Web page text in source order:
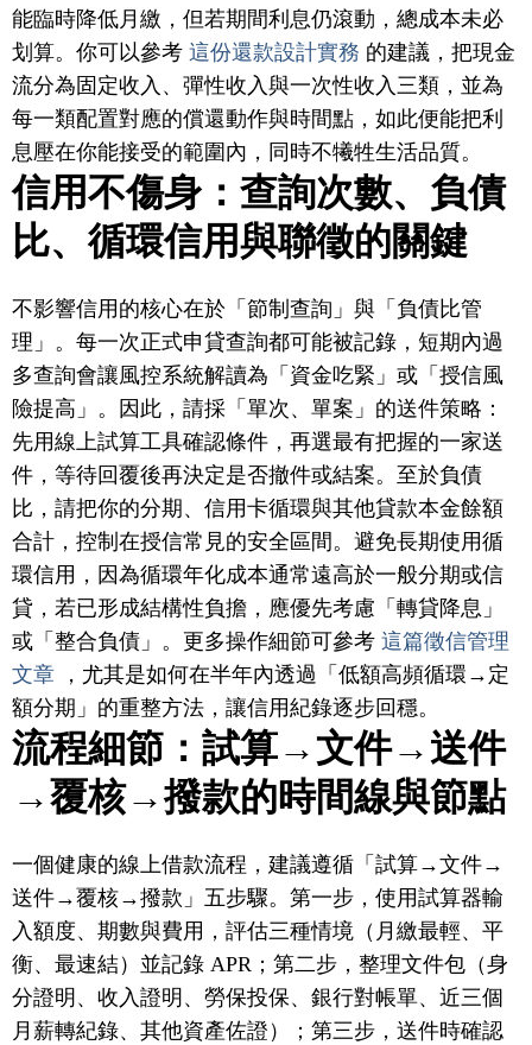
能臨時降低月繳，但若期間利息仍滾動，總成本未必
划算。你可以參考 這份還款設計實務 的建議，把現金
流分為固定收入、彈性收入與一次性收入三類，並為
每一類配置對應的償還動作與時間點，如此便能把利
息壓在你能接受的範圍內，同時不犧牲生活品質。
信用不傷身：查詢次數、負債
比、循環信用與聯徵的關鍵
不影響信用的核心在於「節制查詢」與「負債比管
理」。每一次正式申貸查詢都可能被記錄，短期內過
多查詢會讓風控系統解讀為「資金吃緊」或「授信風
險提高」。因此，請採「單次、單案」的送件策略：
先用線上試算工具確認條件，再選最有把握的一家送
件，等待回覆後再決定是否撤件或結案。至於負債
比，請把你的分期、信用卡循環與其他貸款本金餘額
合計，控制在授信常見的安全區間。避免長期使用循
環信用，因為循環年化成本通常遠高於一般分期或信
貸，若已形成結構性負擔，應優先考慮「轉貸降息」
或「整合負債」。更多操作細節可參考 這篇徵信管理
文章 ，尤其是如何在半年內透過「低額高頻循環→定
額分期」的重整方法，讓信用紀錄逐步回穩。
流程細節：試算→文件→送件
→覆核→撥款的時間線與節點
一個健康的線上借款流程，建議遵循「試算→文件→
送件→覆核→撥款」五步驟。第一步，使用試算器輸
入額度、期數與費用，評估三種情境（月繳最輕、平
衡、最速結）並記錄 APR；第二步，整理文件包（身
分證明、收入證明、勞保投保、銀行對帳單、近三個
月薪轉紀錄、其他資產佐證）；第三步，送件時確認